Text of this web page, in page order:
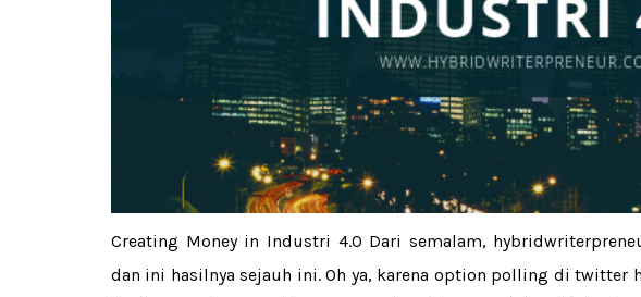
Creating Money in Industri 4.0 Dari semalam,
dan ini hasilnya sejauh ini. Oh ya, karena option polling di twitter